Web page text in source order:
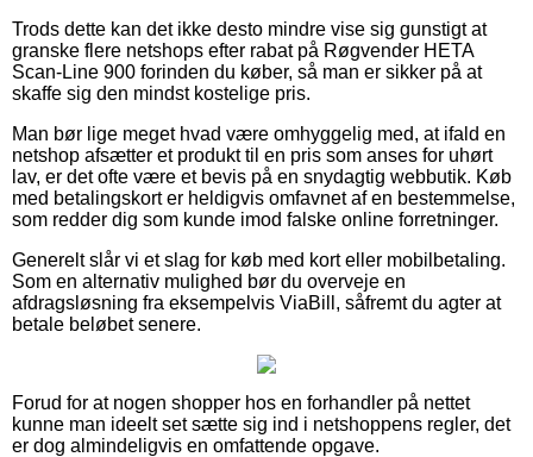
Trods dette kan det ikke desto mindre vise sig gunstigt at
granske flere netshops efter rabat på Røgvender HETA
Scan-Line 900 forinden du køber, så man er sikker på at
skaffe sig den mindst kostelige pris.
Man bør lige meget hvad være omhyggelig med, at ifald en
netshop afsætter et produkt til en pris som anses for uhørt
lav, er det ofte være et bevis på en snydagtig webbutik. Køb
med betalingskort er heldigvis omfavnet af en bestemmelse,
som redder dig som kunde imod falske online forretninger.
Generelt slår vi et slag for køb med kort eller mobilbetaling.
Som en alternativ mulighed bør du overveje en
afdragsløsning fra eksempelvis ViaBill, såfremt du agter at
betale beløbet senere.
Forud for at nogen shopper hos en forhandler på nettet
kunne man ideelt set sætte sig ind i netshoppens regler, det
er dog almindeligvis en omfattende opgave.